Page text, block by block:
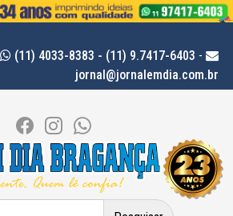
(11) 4033-8383 - (11) 9.7417-6403 -
jornal@jornalemdia.com.br